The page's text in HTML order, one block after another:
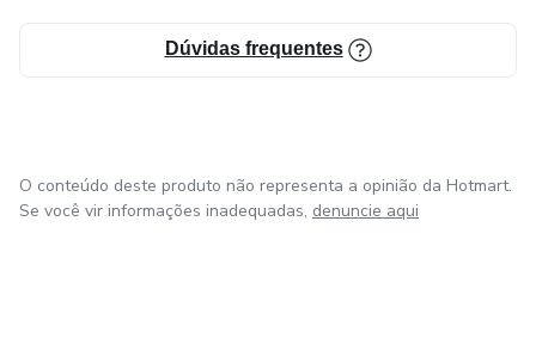
Dúvidas frequentes
O conteúdo deste produto não representa a opinião da Hotmart.
Se você vir informações inadequadas, denuncie aqui